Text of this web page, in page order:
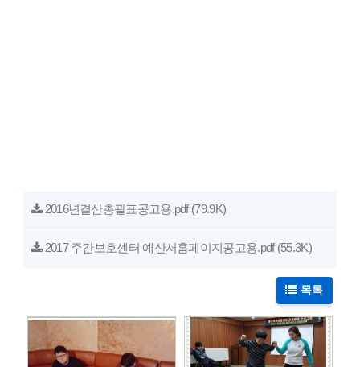
2016년결산총괄표공고용.pdf(79.9K)
2017 주간보호센터 예산서홈페이지공고용.pdf(55.3K)
목록